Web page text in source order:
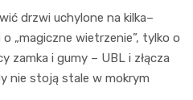
drzwi uchylone na kilka–
„magiczne wietrzenie”, tylko o
zamka i gumy – UBL i złącza
nie stoją stale w mokrym